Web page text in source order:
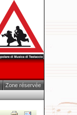
Zone réservée